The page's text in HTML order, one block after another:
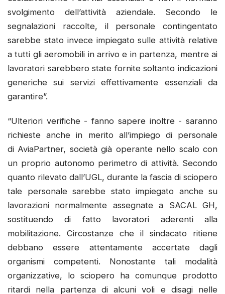
svolgimento dell’attività aziendale. Secondo le
segnalazioni raccolte, il personale contingentato
sarebbe stato invece impiegato sulle attività relative
a tutti gli aeromobili in arrivo e in partenza, mentre ai
lavoratori sarebbero state fornite soltanto indicazioni
generiche sui servizi effettivamente essenziali da
garantire”.
“Ulteriori verifiche - fanno sapere inoltre - saranno
richieste anche in merito all’impiego di personale
di AviaPartner, società già operante nello scalo con
un proprio autonomo perimetro di attività. Secondo
quanto rilevato dall’UGL, durante la fascia di sciopero
tale personale sarebbe stato impiegato anche su
lavorazioni normalmente assegnate a SACAL GH,
sostituendo di fatto lavoratori aderenti alla
mobilitazione. Circostanze che il sindacato ritiene
debbano essere attentamente accertate dagli
organismi competenti. Nonostante tali modalità
organizzative, lo sciopero ha comunque prodotto
ritardi nella partenza di alcuni voli e disagi nelle